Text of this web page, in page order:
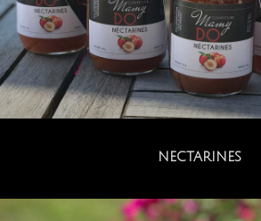
NECTARINES